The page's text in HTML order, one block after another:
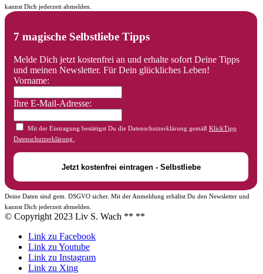
kannst Dich jederzeit abmelden.
7 magische Selbstliebe Tipps
Melde Dich jetzt kostenfrei an und erhalte sofort Deine Tipps
und meinen Newsletter. Für Dein glückliches Leben!
Vorname:
Ihre E-Mail-Adresse:
Mit der Eintragung bestätigst Du die Datenschutzerklärung gemäß KlickTipp
Datenschutzerklärung
Deine Daten sind gem. DSGVO sicher. Mit der Anmeldung erhältst Du den Newsletter und
kannst Dich jederzeit abmelden.
© Copyright 2023 Liv S. Wach ** **
Link zu Facebook
Link zu Youtube
Link zu Instagram
Link zu Xing